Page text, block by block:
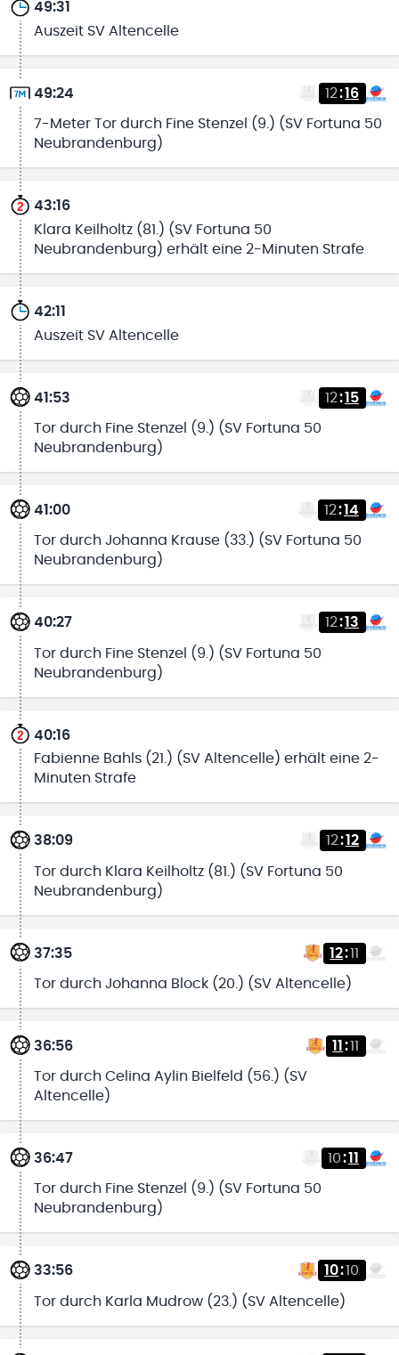
49:31
Auszeit SV Altencelle
49:24 12:16
7-Meter Tor durch Fine Stenzel (9.) (SV Fortuna 50
Neubrandenburg)
43:16
Klara Keilholtz (81.) (SV Fortuna 50
Neubrandenburg) erhält eine 2-Minuten Strafe
42:11
Auszeit SV Altencelle
41:53 12:15
Tor durch Fine Stenzel (9.) (SV Fortuna 50
Neubrandenburg)
41:00 12:14
Tor durch Johanna Krause (33.) (SV Fortuna 50
Neubrandenburg)
40:27 12:13
Tor durch Fine Stenzel (9.) (SV Fortuna 50
Neubrandenburg)
40:16
Fabienne Bahls (21.) (SV Altencelle) erhält eine 2-
Minuten Strafe
38:09 12:12
Tor durch Klara Keilholtz (81.) (SV Fortuna 50
Neubrandenburg)
37:35 12:11
Tor durch Johanna Block (20.) (SV Altencelle)
36:56 11 :11
Tor durch Celina Aylin Bielfeld (56.) (SV
Altencelle)
36:47 10:11
Tor durch Fine Stenzel (9.) (SV Fortuna 50
Neubrandenburg)
33:56 10:10
Tor durch Karla Mudrow (23.) (SV Altencelle)